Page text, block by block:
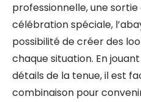
professionnelle, une
célébration spéciale,
possibilité de créer des
chaque situation. En
détails de la tenue, il est
combinaison pour